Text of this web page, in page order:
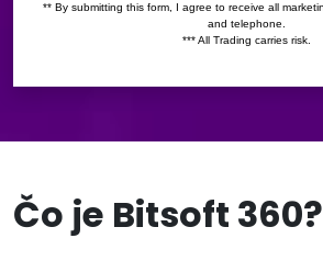
Čo je Bitsoft 360?